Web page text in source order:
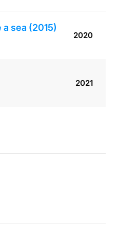
sea (2015)
2020
2021